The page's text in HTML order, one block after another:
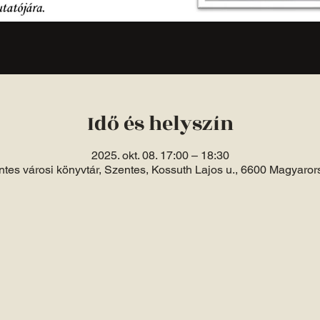
Idő és helyszín
2025. okt. 08. 17:00 – 18:30
városi könyvtár, Szentes, Kossuth Lajos u., 6600